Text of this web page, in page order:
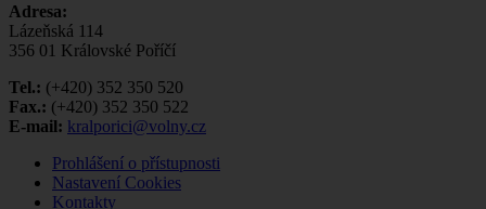
Adresa:
Lázeňská 114
356 01 Královské Poříčí
Tel.: (+420) 352 350 520
Fax.: (+420) 352 350 522
E-mail: kralporici@volny.cz
Prohlášení o přístupnosti
Nastavení Cookies
Kontakty